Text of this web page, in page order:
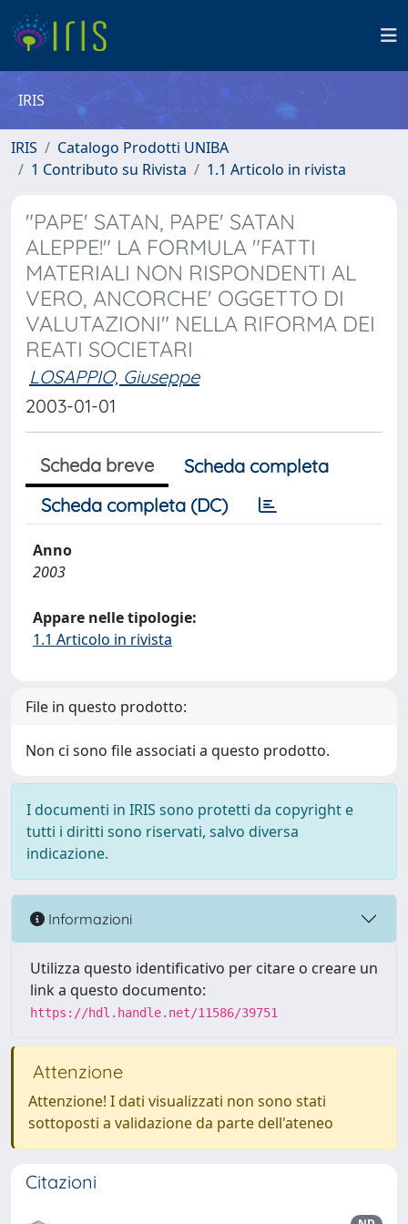
IRIS
IRIS
Catalogo Prodotti UNIBA
1 Contributo su Rivista
1.1 Articolo in rivista
"PAPE' SATAN, PAPE' SATAN
ALEPPE!" LA FORMULA "FATTI
MATERIALI NON RISPONDENTI AL
VERO, ANCORCHE' OGGETTO DI
VALUTAZIONI" NELLA RIFORMA DEI
REATI SOCIETARI
LOSAPPIO, Giuseppe
2003-01-01
Scheda breve
Scheda completa
Scheda completa (DC)
Anno
2003
Appare nelle tipologie:
1.1 Articolo in rivista
File in questo prodotto:
Non ci sono file associati a questo prodotto.
I documenti in IRIS sono protetti da copyright e
tutti i diritti sono riservati, salvo diversa
indicazione.
Informazioni
Utilizza questo identificativo per citare o creare un
link a questo documento:
https://hdl.handle.net/11586/39751
Attenzione
Attenzione! I dati visualizzati non sono stati
sottoposti a validazione da parte dell'ateneo
Citazioni